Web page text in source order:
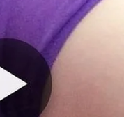
i zvezda
vode nagoveštava
emotivnu toplinu i